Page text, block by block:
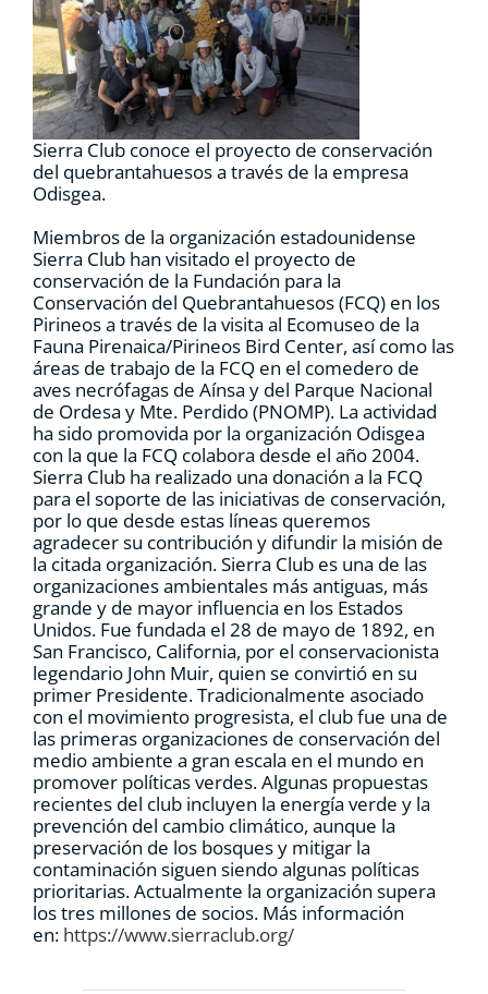
RECURSOS
NOTICIAS
CONTACTO
CARRITO
Sierra Club conoce el proyecto de conservación
del quebrantahuesos a través de la empresa
Odisgea.
Miembros de la organización estadounidense
Sierra Club han visitado el proyecto de
conservación de la Fundación para la
Conservación del Quebrantahuesos (FCQ) en los
Pirineos a través de la visita al Ecomuseo de la
Fauna Pirenaica/Pirineos Bird Center, así como las
áreas de trabajo de la FCQ en el comedero de
aves necrófagas de Aínsa y del Parque Nacional
de Ordesa y Mte. Perdido (PNOMP). La actividad
ha sido promovida por la organización Odisgea
con la que la FCQ colabora desde el año 2004.
Sierra Club ha realizado una donación a la FCQ
para el soporte de las iniciativas de conservación,
por lo que desde estas líneas queremos
agradecer su contribución y difundir la misión de
la citada organización. Sierra Club es una de las
organizaciones ambientales más antiguas, más
grande y de mayor influencia en los Estados
Unidos. Fue fundada el 28 de mayo de 1892, en
San Francisco, California, por el conservacionista
legendario John Muir, quien se convirtió en su
primer Presidente. Tradicionalmente asociado
con el movimiento progresista, el club fue una de
las primeras organizaciones de conservación del
medio ambiente a gran escala en el mundo en
promover políticas verdes. Algunas propuestas
recientes del club incluyen la energía verde y la
prevención del cambio climático, aunque la
preservación de los bosques y mitigar la
contaminación siguen siendo algunas políticas
prioritarias. Actualmente la organización supera
los tres millones de socios. Más información
en: https://www.sierraclub.org/